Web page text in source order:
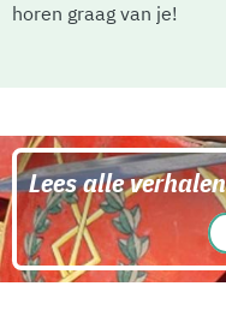
horen graag van je!
Lees alle verhalen